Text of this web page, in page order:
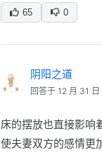
65 0
阴阳之道
回答于 12 月 31 日
床的摆放也直接影响
使夫妻双方的感情更